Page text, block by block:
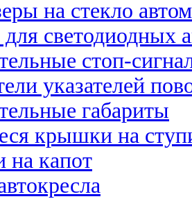
на стекло
светодиодных
стоп-
указателей
габариты
крышки на
на капот